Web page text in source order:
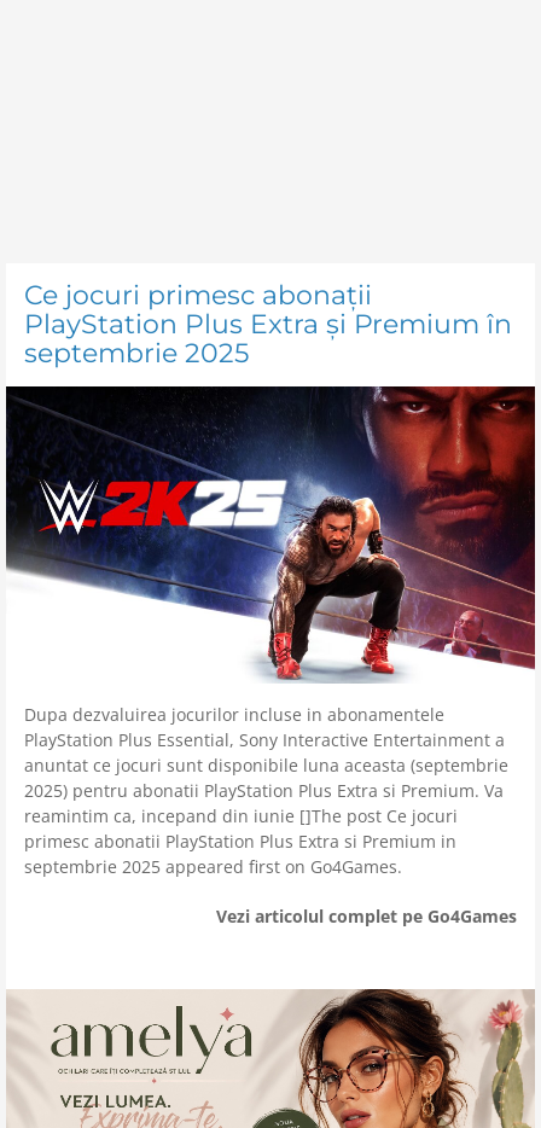
Ce jocuri primesc abonații
PlayStation Plus Extra și Premium în
septembrie 2025
Dupa dezvaluirea jocurilor incluse in abonamentele
PlayStation Plus Essential, Sony Interactive Entertainment a
anuntat ce jocuri sunt disponibile luna aceasta (septembrie
2025) pentru abonatii PlayStation Plus Extra si Premium. Va
reamintim ca, incepand din iunie []The post Ce jocuri
primesc abonatii PlayStation Plus Extra si Premium in
septembrie 2025 appeared first on Go4Games.
Vezi articolul complet pe Go4Games